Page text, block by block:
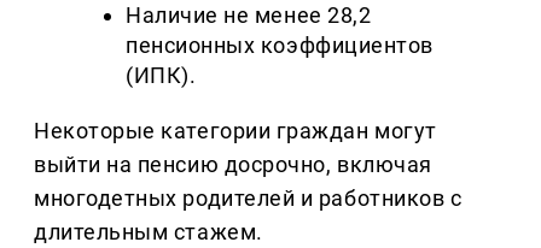
Наличие не менее 28,2
пенсионных коэффициентов
(ИПК).
Некоторые категории граждан могут
выйти на пенсию досрочно, включая
многодетных родителей и работников с
длительным стажем.